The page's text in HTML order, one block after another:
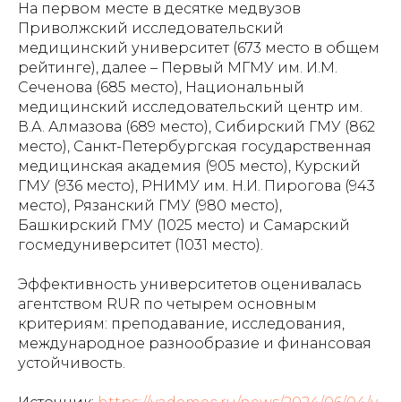
На первом месте в десятке медвузов
Приволжский исследовательский
медицинский университет (673 место в общем
рейтинге), далее – Первый МГМУ им. И.М.
Сеченова (685 место), Национальный
медицинский исследовательский центр им.
В.А. Алмазова (689 место), Сибирский ГМУ (862
место), Санкт-Петербургская государственная
медицинская академия (905 место), Курский
ГМУ (936 место), РНИМУ им. Н.И. Пирогова (943
место), Рязанский ГМУ (980 место),
Башкирский ГМУ (1025 место) и Самарский
госмедуниверситет (1031 место).
Эффективность университетов оценивалась
агентством RUR по четырем основным
критериям: преподавание, исследования,
международное разнообразие и финансовая
устойчивость.